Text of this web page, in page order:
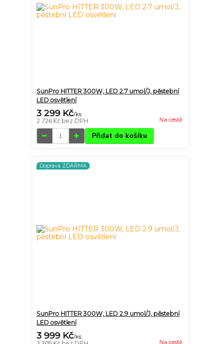
SunPro HITTER 300W, LED 2.7 umol/J, pěstební
LED osvětlení
3 299 Kč/ks
2 726 Kč bez DPH Na cestě
Přidat do košíku
Doprava ZDARMA
SunPro HITTER 300W, LED 2.9 umol/J, pěstební
LED osvětlení
3 999 Kč/ks
Na cestě